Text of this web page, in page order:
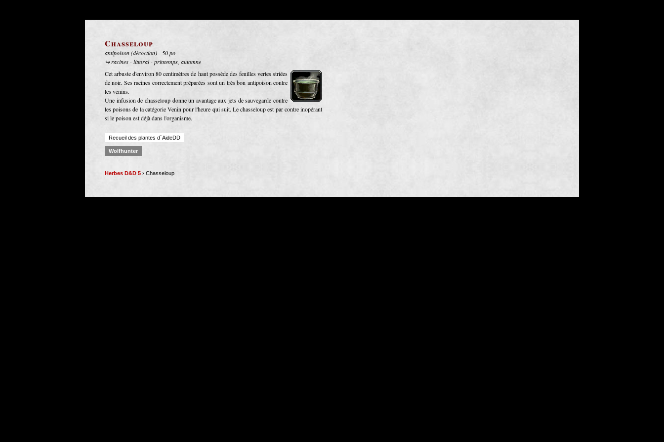
Chasseloup
antipoison (décoction) - 50 po
↪ racines - littoral - printemps, automne
Cet arbuste d'environ 80 centimètres de haut possède des feuilles vertes striées
de noir. Ses racines correctement préparées sont un très bon antipoison contre
les venins.
Une infusion de chasseloup donne un avantage aux jets de sauvegarde contre
les poisons de la catégorie Venin pour l'heure qui suit. Le chasseloup est par contre inopérant
si le poison est déjà dans l'organisme.
Recueil des plantes d´AideDD
Wolfhunter
Herbes D&D 5 › Chasseloup